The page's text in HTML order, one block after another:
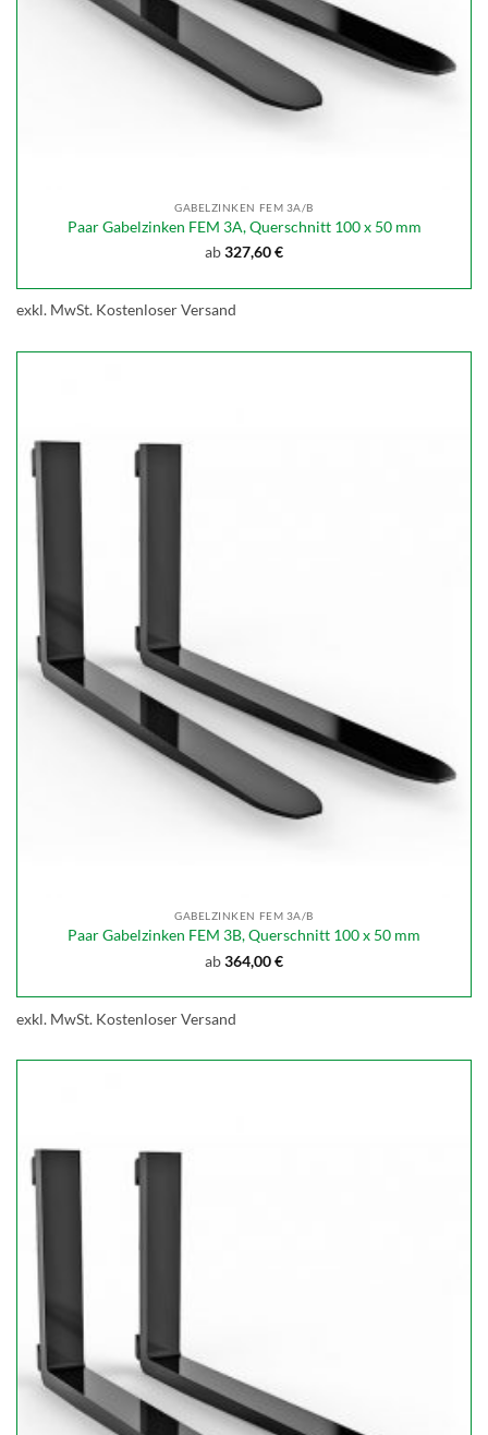
GABELZINKEN FEM 3A/B
Paar Gabelzinken FEM 3A, Querschnitt 100 x 50 mm
ab327,60€
exkl. MwSt. Kostenloser Versand
GABELZINKEN FEM 3A/B
Paar Gabelzinken FEM 3B, Querschnitt 100 x 50 mm
ab364,00€
exkl. MwSt. Kostenloser Versand